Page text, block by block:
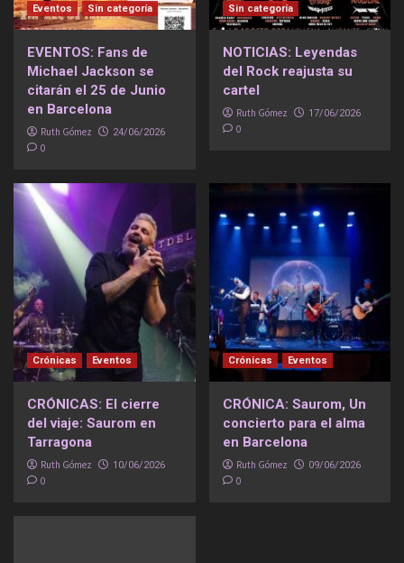
Eventos Sin categoría
EVENTOS: Fans de
Michael Jackson se
citarán el 25 de Junio
en Barcelona
Ruth Gómez 24/06/2026
0
Sin categoría
NOTICIAS: Leyendas
del Rock reajusta su
cartel
Ruth Gómez 17/06/2026
0
Crónicas Eventos
CRÓNICAS: El cierre
del viaje: Saurom en
Tarragona
Ruth Gómez 10/06/2026
0
Crónicas Eventos
CRÓNICA: Saurom, Un
concierto para el alma
en Barcelona
Ruth Gómez 09/06/2026
0